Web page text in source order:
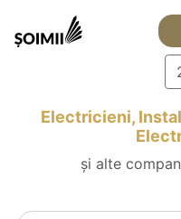
Electricieni,
și alte